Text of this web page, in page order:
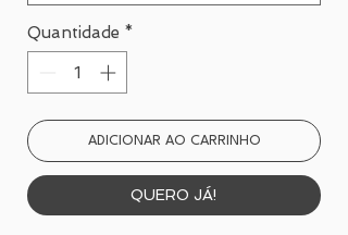
Quantidade *
ADICIONAR AO CARRINHO
QUERO JÁ!